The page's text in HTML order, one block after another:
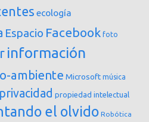
ecología
Espacio Facebook foto
información
ambiente Microsoft música
privacidad propiedad intelectual
el olvido Robótica